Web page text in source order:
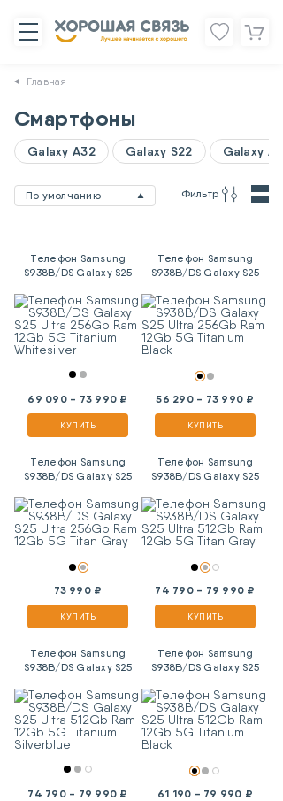
Главная
Смартфоны
Galaxy A32 Galaxy S22 Galaxy
По умолчанию Фильтр
Телефон Samsung
S938B/DS Galaxy S25
5G Titanium Whitesilver
69 090 - 73 990 ₽
КУПИТЬ
Телефон Samsung
S938B/DS Galaxy S25
5G Titanium Black
56 290 - 73 990 ₽
КУПИТЬ
Телефон Samsung
S938B/DS Galaxy S25
5G Titan Gray
73 990 ₽
КУПИТЬ
Телефон Samsung
S938B/DS Galaxy S25
5G Titan Gray
74 790 - 79 990 ₽
КУПИТЬ
Телефон Samsung
S938B/DS Galaxy S25
5G Titanium Silverblue
74 790 - 79 990 ₽
Телефон Samsung
S938B/DS Galaxy S25
5G Titanium Black
61 190 - 79 990 ₽